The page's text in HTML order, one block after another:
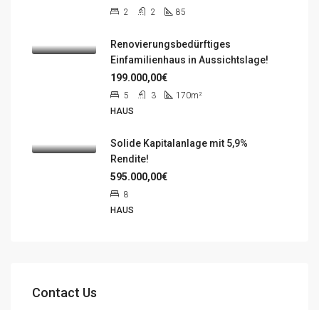
2 2 85
Renovierungsbedürftiges
Einfamilienhaus in Aussichtslage!
199.000,00€
5 3
170m²
HAUS
Solide Kapitalanlage mit 5,9%
Rendite!
595.000,00€
8
HAUS
Contact Us